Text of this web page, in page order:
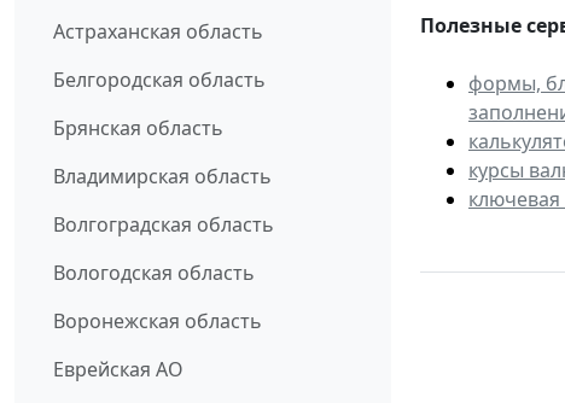
Астраханская область
Белгородская область
Брянская область
Владимирская область
Волгоградская область
Вологодская область
Воронежская область
Еврейская АО
Полезные
формы,
курсы
ключевая